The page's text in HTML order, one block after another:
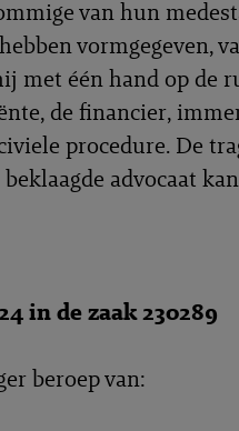
van hun
vormgegeven,
met één hand op de
de financier,
procedure. De
advocaat
in de zaak 230289
beroep van: